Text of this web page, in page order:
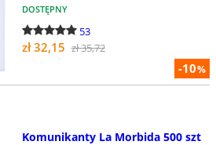
-10%
DOSTĘPNY
53
zł 32,15 zł 35,72
Komunikanty La Morbida 500 szt